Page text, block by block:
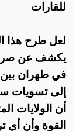
للقارات
لعل طرح هذا
يكشف عن صراع
في طهران بين
إلى تسويات
أن الولايات
القوة وأن أي